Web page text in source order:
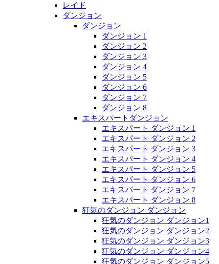
レイド
ダンジョン
ダンジョン
ダンジョン 1
ダンジョン 2
ダンジョン 3
ダンジョン 4
ダンジョン 5
ダンジョン 6
ダンジョン 7
ダンジョン 8
エキスパートダンジョン
エキスパート ダンジョン 1
エキスパート ダンジョン 2
エキスパート ダンジョン 3
エキスパート ダンジョン 4
エキスパート ダンジョン 5
エキスパート ダンジョン 6
エキスパート ダンジョン 7
エキスパート ダンジョン 8
狂気のダンジョン ダンジョン
狂気のダンジョン ダンジョン1
狂気のダンジョン ダンジョン2
狂気のダンジョン ダンジョン3
狂気のダンジョン ダンジョン4
狂気のダンジョン ダンジョン5